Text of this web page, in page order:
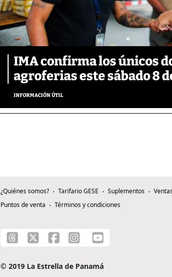
IMA confirma los únicos
agroferias este sábado 8
INFORMACIÓN ÚTIL
¿Quiénes somos? Tarifario GESE Suplementos
Puntos de venta
Términos y condiciones
© 2019 La Estrella de Panamá